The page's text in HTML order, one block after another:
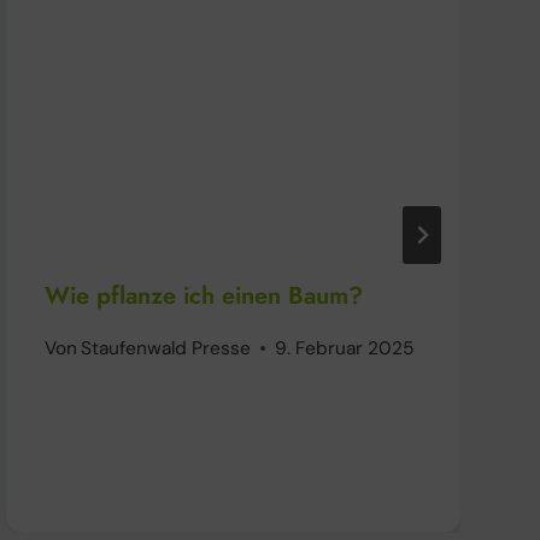
Wie pflanze ich einen Baum?
Von Staufenwald Presse 9. Februar 2025